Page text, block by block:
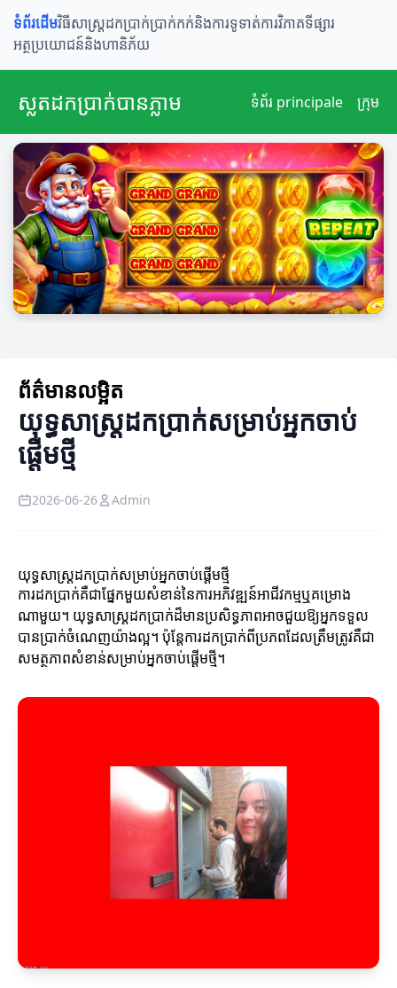
ទំព័រដើមវិធីសាស្រ្តដកប្រាក់ប្រាក់កក់និងការទូទាត់ការវិភាគទីផ្សារ
អត្ថប្រយោជន៍និងហានិភ័យ
ស្លតដកប្រាក់បានភ្លាម ទំព័រ principale ក្រុម
ព័ត៌មានលម្អិត
យុទ្ធសាស្ត្រដកប្រាក់សម្រាប់អ្នកចាប់
ផ្តើមថ្មី
2026-06-26 Admin
យុទ្ធសាស្ត្រដកប្រាក់សម្រាប់អ្នកចាប់ផ្តើមថ្មី
ការដកប្រាក់គឺជាផ្នែកមួយសំខាន់នៃការអភិវឌ្ឍន៍អាជីវកម្មឬគម្រោង
ណាមួយ។ យុទ្ធសាស្ត្រដកប្រាក់ដ៏មានប្រសិទ្ធភាពអាចជួយឱ្យអ្នកទទួល
បានប្រាក់ចំណេញយ៉ាងល្អ។ ប៉ុន្តែការដកប្រាក់ពីប្រភពដែលត្រឹមត្រូវគឺជា
សមត្ថភាពសំខាន់សម្រាប់អ្នកចាប់ផ្តើមថ្មី។